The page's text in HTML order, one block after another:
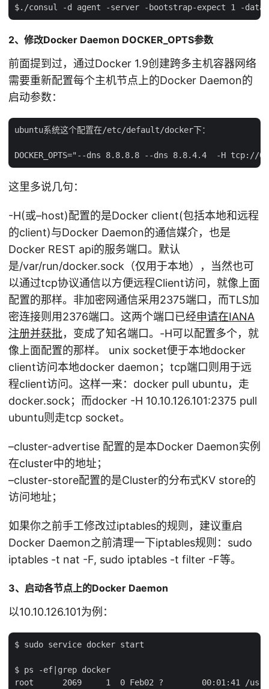
2、修改Docker Daemon DOCKER_OPTS参数
前面提到过，通过Docker 1.9创建跨多主机容器网络
需要重新配置每个主机节点上的Docker Daemon的
启动参数：
ubuntu系统这个配置在/etc/default/docker下：
这里多说几句：
-H(或–host)配置的是Docker client(包括本地和远程
的client)与Docker Daemon的通信媒介，也是
Docker REST api的服务端口。默认
是/var/run/docker.sock（仅用于本地），当然也可
以通过tcp协议通信以方便远程Client访问，就像上面
配置的那样。非加密网通信采用2375端口，而TLS加
密连接则用2376端口。这两个端口已经申请在IANA
注册并获批，变成了知名端口。-H可以配置多个，就
像上面配置的那样。 unix socket便于本地docker
client访问本地docker daemon；tcp端口则用于远
程client访问。这样一来：docker pull ubuntu，走
docker.sock；而docker -H 10.10.126.101:2375 pull
ubuntu则走tcp socket。
–cluster-advertise 配置的是本Docker Daemon实例
在cluster中的地址；
–cluster-store配置的是Cluster的分布式KV store的
访问地址；
如果你之前手工修改过iptables的规则，建议重启
Docker Daemon之前清理一下iptables规则：sudo
iptables -t nat -F, sudo iptables -t filter -F等。
3、启动各节点上的Docker Daemon
以10.10.126.101为例：
$ sudo service docker start
$ ps -ef|grep docker